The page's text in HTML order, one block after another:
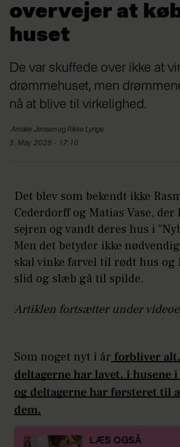
overvejer at
huset
De var skuffede over ikke at
drømmehuset, men
nå at blive til virkelighed.
Amalie Jensen og Rikke Lynge
3. May 2025 - 17:10
Det blev som bekendt ikke
Cederdorff og Matias Vase, der
sejren og vandt deres hus i
Men det betyder ikke
skal vinke farvel til rødt hus og
slid og slæb gå til spilde.
Artiklen fortsætter under
Som noget nyt i årforbliver
deltagerne har lavet, i husene
og deltagerne har førsteret til
dem.
LÆS OGSÅ